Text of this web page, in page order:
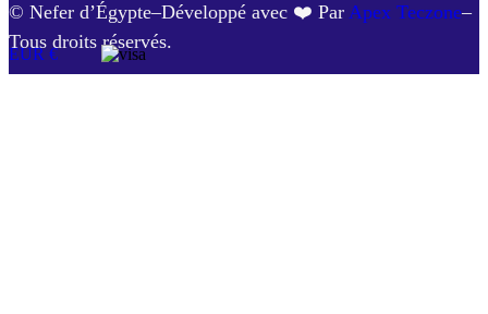
© Nefer d’Égypte–Développé avec ❤️ Par Apex Teczone–
Tous droits réservés.
EUR €